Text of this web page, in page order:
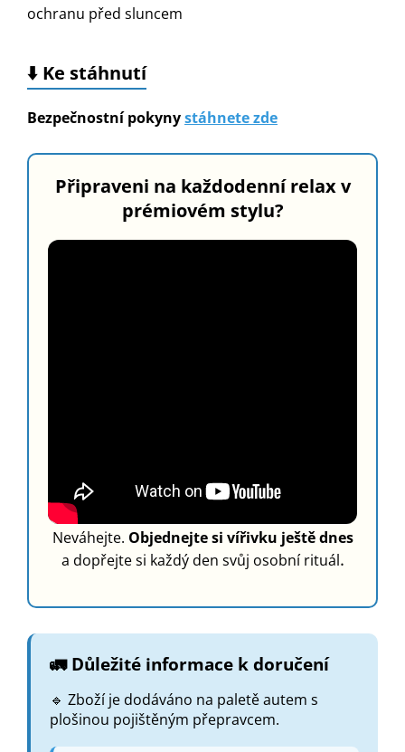
ochranu před sluncem
⬇️ Ke stáhnutí
Bezpečnostní pokynystáhnete zde
Připraveni na každodenní relax v
prémiovém stylu?
Neváhejte. Objednejte si vířivku ještě dnes
a dopřejte si každý den svůj osobní rituál.
🚛 Důležité informace k doručení
🔹 Zboží je dodáváno na paletě autem s
plošinou pojištěným přepravcem.